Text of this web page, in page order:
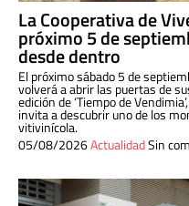
La Cooperativa de
próximo 5 de
desde dentro
El próximo sábado 5 de
volverá a abrir las puertas de
edición de ‘Tiempo de
invita a descubrir uno de los
vitivinícola.
05/08/2026ActualidadSin